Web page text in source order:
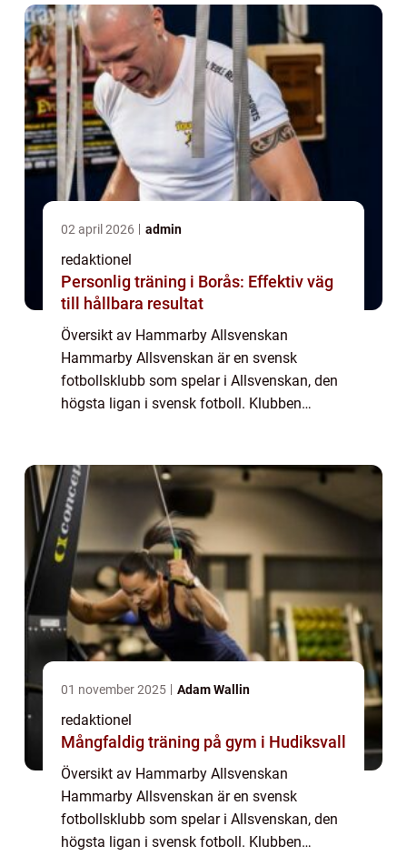
spelas på Tele2 Arena. Hamma...
02 april 2026 admin
redaktionel
Personlig träning i Borås: Effektiv väg
till hållbara resultat
Översikt av Hammarby Allsvenskan
Hammarby Allsvenskan är en svensk
fotbollsklubb som spelar i Allsvenskan, den
högsta ligan i svensk fotboll. Klubben
spelas på Tele2 Arena. Hamma...
01 november 2025 Adam Wallin
redaktionel
Mångfaldig träning på gym i Hudiksvall
Översikt av Hammarby Allsvenskan
Hammarby Allsvenskan är en svensk
fotbollsklubb som spelar i Allsvenskan, den
högsta ligan i svensk fotboll. Klubben